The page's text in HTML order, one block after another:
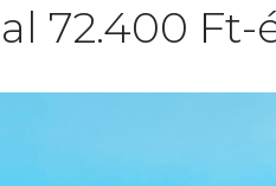
72.400 Ft-